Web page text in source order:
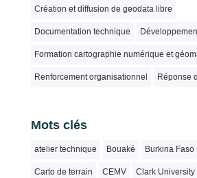
Création et diffusion de geodata libre
Documentation technique
Formation cartographie numérique et
Renforcement organisationnel Réponse
Mots clés
atelier technique Bouaké Burkina Faso
Carto de terrain CEMV Clark University